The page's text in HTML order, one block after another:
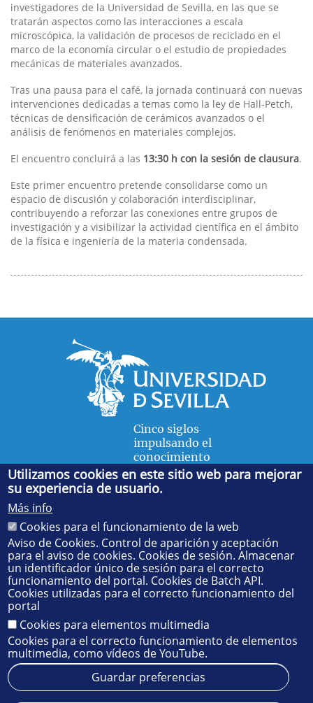
investigadores de la Universidad de Sevilla, en las que se
tratarán aspectos como las interacciones a escala
microscópica, la validación de procesos de reciclado en el
marco de la economía circular o el estudio de propiedades
mecánicas de materiales avanzados.
Tras una pausa para el café, la jornada continuará con nuevas
intervenciones dedicadas a temas como la ley de Hall-Petch,
técnicas de densificación de cerámicos avanzados o el
análisis de fenómenos en materiales complejos.
El encuentro concluirá a las 13:30 h con la sesión de clausura.
Este primer encuentro pretende consolidarse como un
espacio de discusión y colaboración interdisciplinar,
contribuyendo a reforzar las conexiones entre grupos de
investigación y a visibilizar la actividad científica en el ámbito
de la física e ingeniería de la materia condensada.
Cinco siglos
impulsando el
conocimiento
FACULTAD DE FÍSICA
Avda. de la Reina Mercedes, s/n. 41012 Sevilla. Tel.:
55 28 91. Administración:administradorfisica@us.es
Secretaría:jsecfisi@us.es- Decanato:ffisaog@us.es
Utilizamos cookies en este sitio web para mejorar
su experiencia de usuario.
Más info
Cookies para el funcionamiento de la web
Aviso de Cookies. Control de aparición y aceptación
para el aviso de cookies. Cookies de sesión. Almacenar
un identificador único de sesión para el correcto
funcionamiento del portal. Cookies de Batch API.
Cookies utilizadas para el correcto funcionamiento del
portal
Cookies para elementos multimedia
Cookies para el correcto funcionamiento de elementos
multimedia, como vídeos de YouTube.
Guardar preferencias